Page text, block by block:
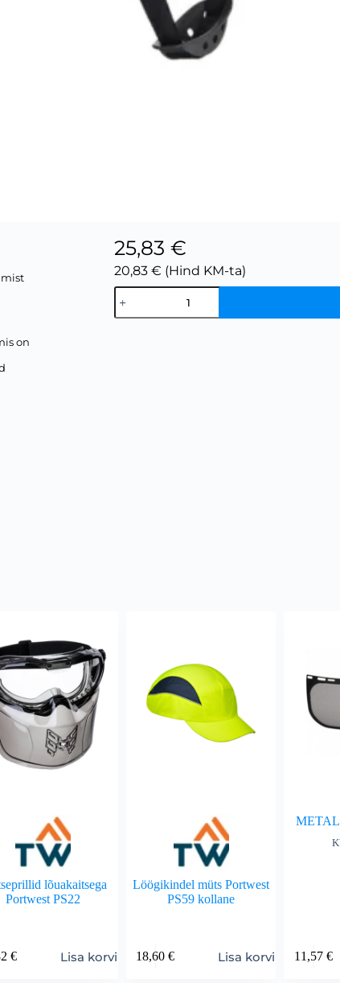
on
25,83 €
20,83 € (Hind KM-ta)
lõuakaitsega
Portwest PS22
€ Lisa korvi
Löögikindel müts Portwest
PS59 kollane
18,60€ Lisa korvi 11,57€